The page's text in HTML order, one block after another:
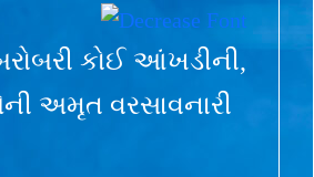
કોઈ આંખડીની,
અમૃત વરસાવનારી